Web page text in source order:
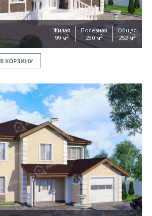
Жилая
99 м2
Полезная
230 м2
Общая
252 м2
В КОРЗИНУ